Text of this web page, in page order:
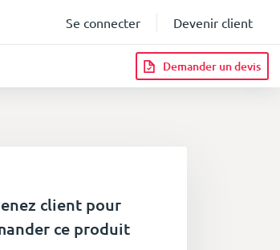
Se connecter Devenir client
Demander un devis
client pour
ce produit